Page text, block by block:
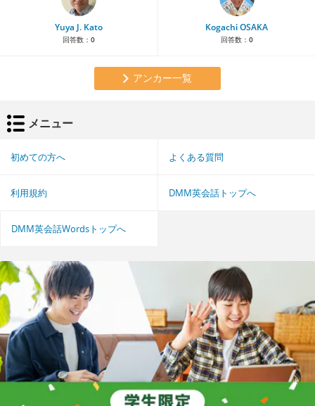
Yuya J. Kato
回答数： 0
Kogachi OSAKA
回答数： 0
アンカー一覧
メニュー
初めての方へ よくある質問
利用規約 DMM英会話トップへ
DMM英会話Wordsトップへ